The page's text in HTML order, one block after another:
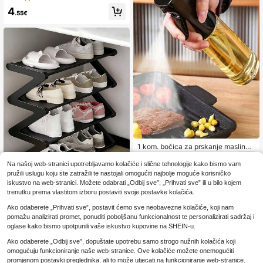
za rolice ispod ormarića, vertikalna
ušteda prostora, samoljepljivi zidni
cija, dodatak za kupaonicu, priklad
an za komercijalnu i kućnu upotreb
u, neizostavan za male stanove, mi
nimalistički
4.55€
Plastični stalak za cipele u obliku sl
ova Z, samostojeći organizator za p
ohranu, multifunkcionalni s velikim
kapacitetom, lako se sastavlja, ušte
da prostora, za dom, studentski do
m, dnevni boravak i spavaću sobu
11.38€
2 drugih prodavača
arove, prijatelje i obitelj, blagdanske
potrepštine, ljeto
1 kom. bočica za prskanje maslinov
og ulja za kuhinju, dozator za soja u
mak, ocat i začine za kampiranje, r
oštilj, pečenje, kuhanje i salate, nep
ropusna, fitness roštilj alat, povrata
k u školu, lako se čisti
2 .97€
Na našoj web-stranici upotrebljavamo kolačiće i slične tehnologije kako bismo vam
pružili uslugu koju ste zatražili te nastojali omogućiti najbolje moguće korisničko
iskustvo na web-stranici. Možete odabrati „Odbij sve”, „Prihvati sve” ili u bilo kojem
trenutku prema vlastitom izboru postaviti svoje postavke kolačića.
Ako odaberete „Prihvati sve”, postavit ćemo sve neobavezne kolačiće, koji nam
pomažu analizirati promet, ponuditi poboljšanu funkcionalnost te personalizirati sadržaj i
oglase kako bismo upotpunili vaše iskustvo kupovine na SHEIN-u.
Ako odaberete „Odbij sve”, dopuštate upotrebu samo strogo nužnih kolačića koji
omogućuju funkcioniranje naše web-stranice. Ove kolačiće možete onemogućiti
promjenom postavki preglednika, ali to može utjecati na funkcioniranje web-stranice.